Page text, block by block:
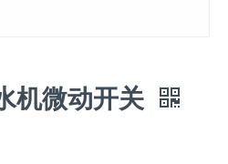
机微动开关